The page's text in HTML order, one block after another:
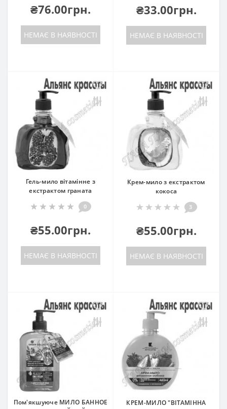
₴76.00грн.
НЕМАЄ В НАЯВНОСТІ
₴33.00грн.
НЕМАЄ В НАЯВНОСТІ
Гель-мило вітамінне з
екстрактом граната
0
₴55.00грн.
НЕМАЄ В НАЯВНОСТІ
Крем-мило з екстрактом
кокоса
3
₴55.00грн.
НЕМАЄ В НАЯВНОСТІ
Пом'якшуюче МИЛО БАННОЕ
КРЕМ-МИЛО "ВІТАМІННА